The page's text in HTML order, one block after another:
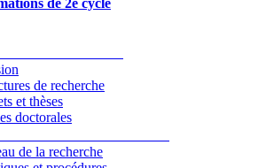
de 2e cycle
de recherche
et thèses
doctorales
de la recherche